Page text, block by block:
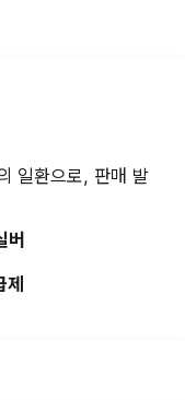
일환으로, 판매 발
버